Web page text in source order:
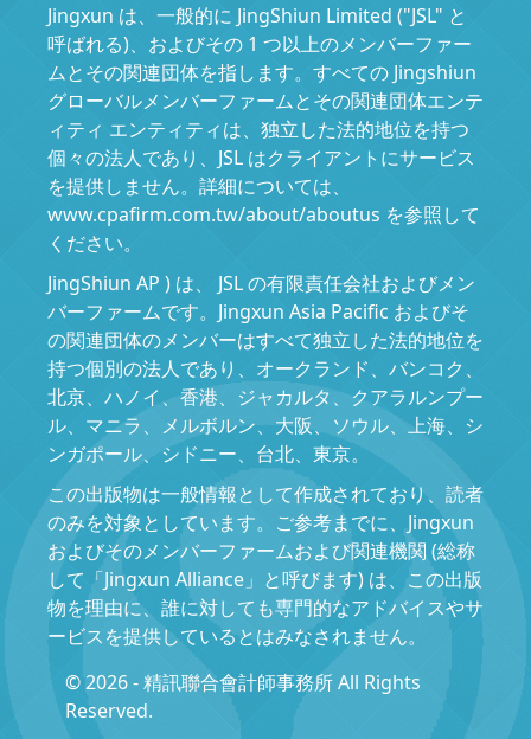
Jingxun は、一般的に JingShiun Limited ("JSL" と
呼ばれる)、およびその 1 つ以上のメンバーファー
ムとその関連団体を指します。すべての Jingshiun
グローバルメンバーファームとその関連団体エンテ
ィティ エンティティは、独立した法的地位を持つ
個々の法人であり、JSL はクライアントにサービス
を提供しません。詳細については、
www.cpafirm.com.tw/about/aboutus を参照して
ください。
JingShiun AP ) は、 JSL の有限責任会社およびメン
バーファームです。Jingxun Asia Pacific およびそ
の関連団体のメンバーはすべて独立した法的地位を
持つ個別の法人であり、オークランド、バンコク、
北京、ハノイ、香港、ジャカルタ、クアラルンプー
ル、マニラ、メルボルン、大阪、ソウル、上海、シ
ンガポール、シドニー、台北、東京。
この出版物は一般情報として作成されており、読者
のみを対象としています。ご参考までに、Jingxun
およびそのメンバーファームおよび関連機関 (総称
して「Jingxun Alliance」と呼びます) は、この出版
物を理由に、誰に対しても専門的なアドバイスやサ
ービスを提供しているとはみなされません。
© 2026 - 精訊聯合會計師事務所 All Rights
Reserved.